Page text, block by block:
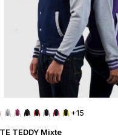
TEDDY Mixte
+15